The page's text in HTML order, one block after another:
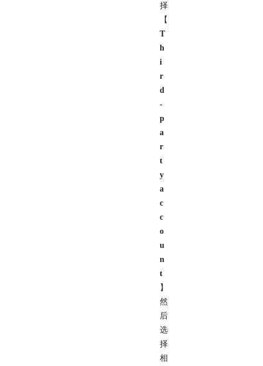
择
【
T
h
i
r
d
-
p
a
r
t
y
a
c
c
o
u
n
t
】
然
后
选
择
相